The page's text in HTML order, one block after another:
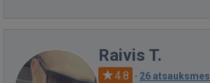
Raivis T.
4.8 · 26 atsauksmes